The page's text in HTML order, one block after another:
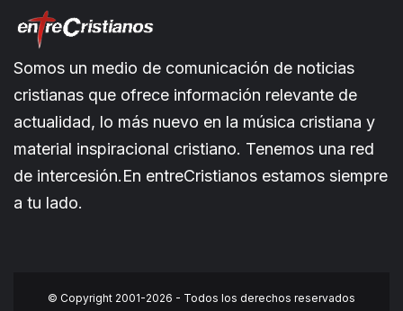
Somos un medio de comunicación de noticias
cristianas que ofrece información relevante de
actualidad, lo más nuevo en la música cristiana y
material inspiracional cristiano. Tenemos una red
de intercesión.En entreCristianos estamos siempre
a tu lado.
© Copyright 2001-2026 - Todos los derechos reservados